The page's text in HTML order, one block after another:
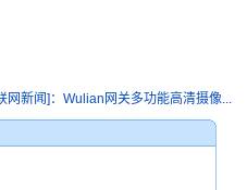
网新闻]：Wulian网关多功能高清摄像...